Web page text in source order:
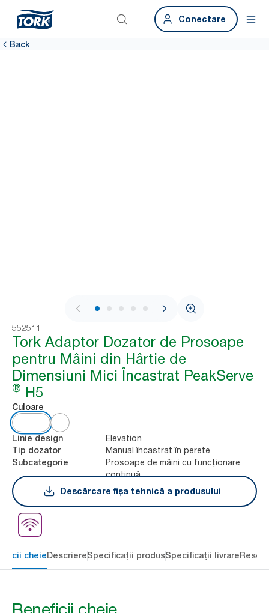
Conectare
Back
1 / 9
552511
Tork Adaptor Dozator de Prosoape
pentru Mâini din Hârtie de
Dimensiuni Mici Încastrat PeakServe
® H5
Culoare
Linie design Elevation
Tip dozator Manual încastrat în perete
Subcategorie
Prosoape de mâini cu funcționare
continuă
Descărcare fișa tehnică a produsului
cheieDescriereSpecificații produsSpecificații livrare